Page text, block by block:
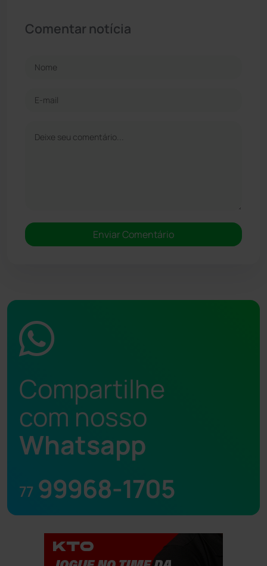
Comentar notícia
Compartilhe
com nosso
Whatsapp
77 99968-1705